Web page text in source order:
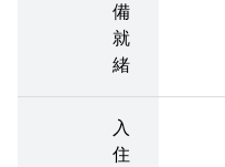
備
就
緒
入
住